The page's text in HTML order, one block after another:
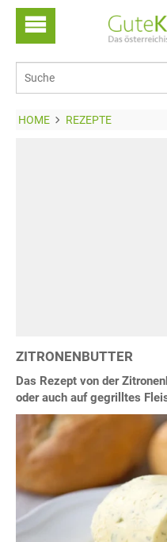
HOME REZEPTE
ZITRONENBUTTER
Das Rezept von der
oder auch auf gegrilltes